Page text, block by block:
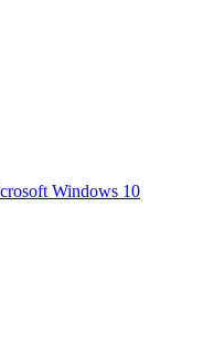
Windows 10